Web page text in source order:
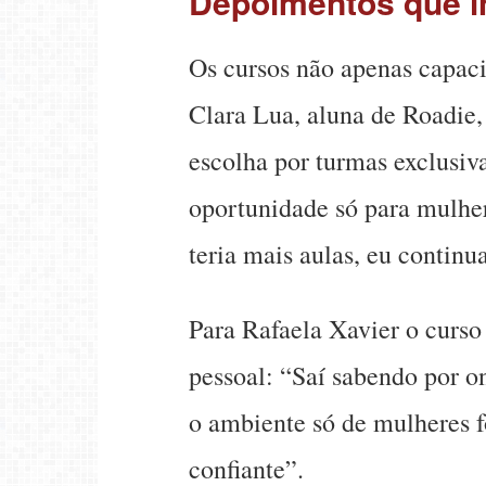
Os cursos não apenas
Clara Lua, aluna de
escolha por turmas
oportunidade só para
teria mais aulas, eu
Para Rafaela Xavier o
pessoal: “Saí sabendo por
o ambiente só de
confiante”.